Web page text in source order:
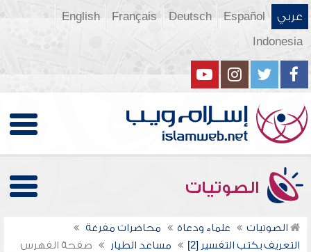
عربي Español
Deutsch
Français
English
Indonesia
الصوتيات
الصوتيات علماء ودعاة
محاضرات مفرغة
التعريف بكتب التفسير [2]
مساعد الطيار صفحة الفهرس